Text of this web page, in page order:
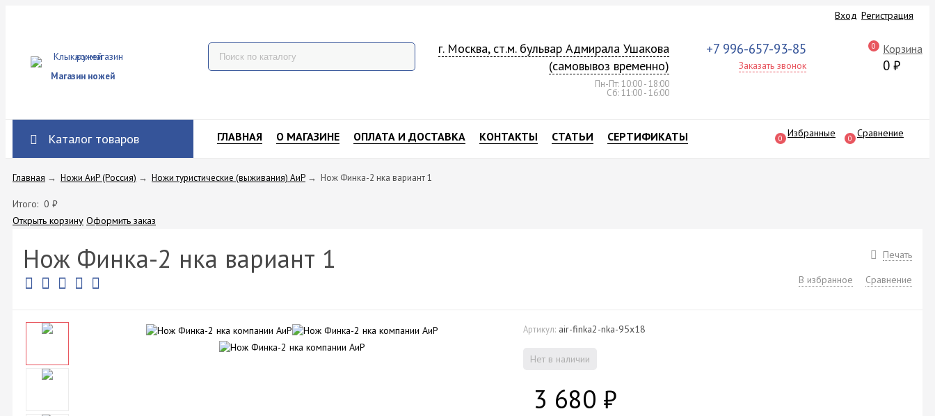
Вход Регистрация
Магазин ножей
г. Москва, ст.м. бульвар Адмирала Ушакова
(самовывоз временно)
Пн-Пт: 10:00 - 18:00
Сб: 11:00 - 16:00
+7 996-657-93-85
Заказать звонок
0 Корзина
0 ₽
Каталог товаров ГЛАВНАЯ О МАГАЗИНЕ ОПЛАТА И ДОСТАВКА КОНТАКТЫ СТАТЬИ СЕРТИФИКАТЫ 0 Избранные 0 Сравнение
Главная → Ножи АиР (Россия) → Ножи туристические (выживания) АиР → Нож Финка-2 нка вариант 1
Итого: 0 ₽
Открыть корзину Оформить заказ
Печать
Нож Финка-2 нка вариант 1
В избранное Сравнение
Артикул: air-finka2-nka-95x18
Нет в наличии
3 680 ₽